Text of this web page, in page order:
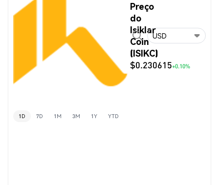
Preço
do
Isiklar
Coin
(ISIKC)
$0.230615+0.10%
USD
1D 7D 1M 3M 1Y YTD